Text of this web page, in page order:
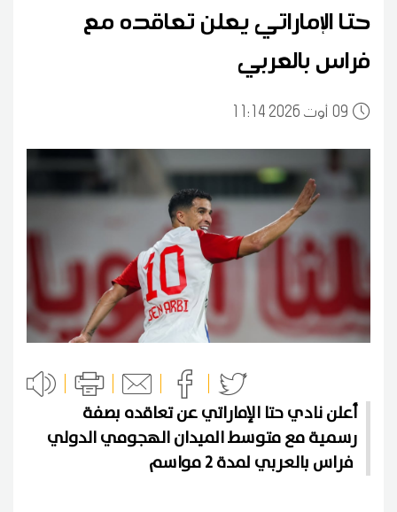
حتا الإماراتي يعلن تعاقده مع
فراس بالعربي
0911:14 2026 أوت
أعلن نادي حتا الإماراتي عن تعاقده بصفة
رسمية مع متوسط الميدان الهجومي الدولي